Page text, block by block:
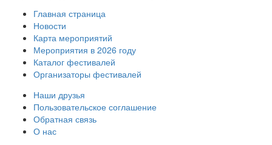
Главная страница
Новости
Карта мероприятий
Мероприятия в 2026 году
Каталог фестивалей
Организаторы фестивалей
Наши друзья
Пользовательское соглашение
Обратная связь
О нас